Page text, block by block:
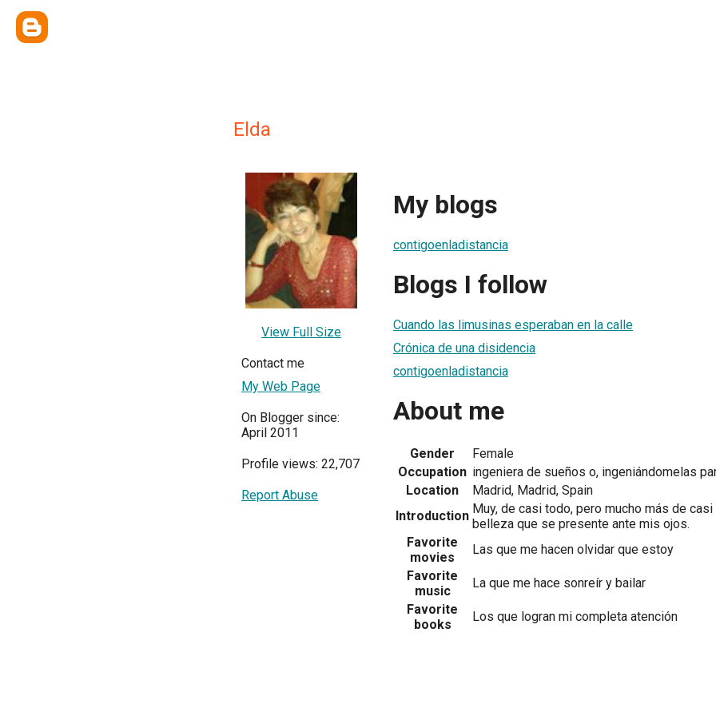
Elda
View Full Size
Contact me
My Web Page
On Blogger since:
April 2011
Profile views: 22,707
Report Abuse
My blogs
contigoenladistancia
Blogs I follow
Cuando las limusinas esperaban en la calle
Crónica de una disidencia
contigoenladistancia
About me
Gender
Female
Occupation ingeniera de sueños o, ingeniándomelas
Location
Madrid, Madrid, Spain
Introduction Muy, de casi todo, pero mucho más de
belleza que se presente ante mis ojos.
Favorite
movies
Las que me hacen olvidar que estoy
Favorite
music
La que me hace sonreír y bailar
Favorite
books
Los que logran mi completa atención